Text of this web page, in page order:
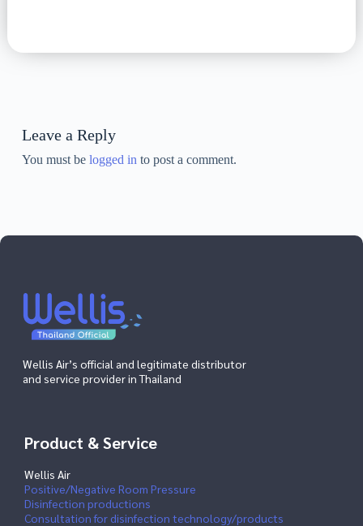
Leave a Reply
You must be logged in to post a comment.
Wellis Air’s official and legitimate distributor
and service provider in Thailand
Product & Service
Wellis Air
Positive/Negative Room Pressure
Disinfection productions
Consultation for disinfection technology/products